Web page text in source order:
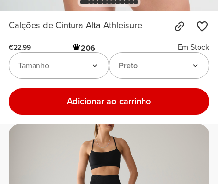
Calções de Cintura Alta Athleisure
€22.99 206
Em Stock
Preto
Tamanho
Adicionar ao carrinho